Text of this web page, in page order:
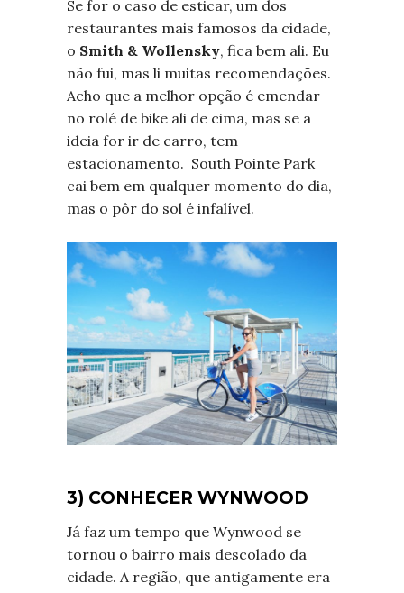
Se for o caso de esticar, um dos
restaurantes mais famosos da cidade,
o Smith & Wollensky, fica bem ali. Eu
não fui, mas li muitas recomendações.
Acho que a melhor opção é emendar
no rolé de bike ali de cima, mas se a
ideia for ir de carro, tem
estacionamento. South Pointe Park
cai bem em qualquer momento do dia,
mas o pôr do sol é infalível.
3) CONHECER WYNWOOD
Já faz um tempo que Wynwood se
tornou o bairro mais descolado da
cidade. A região, que antigamente era